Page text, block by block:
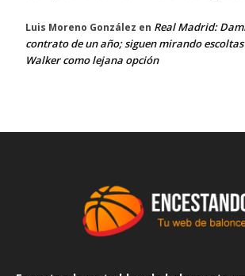
Luis Moreno González en Real Madrid:
contrato de un año; siguen mirando
Walker como lejana opción